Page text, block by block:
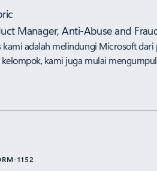
Manager, Anti-Abuse and
kami adalah melindungi Microsoft dari
kelompok, kami juga mulai
1152